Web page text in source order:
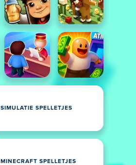
SIMULATIE SPELLETJES
MINECRAFT SPELLETJES